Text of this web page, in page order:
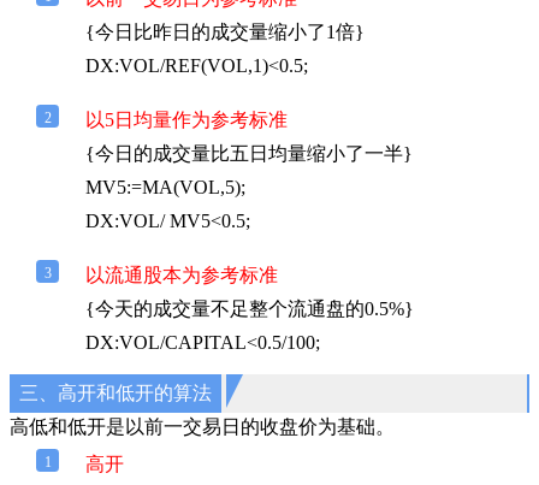
{今日比昨日的成交量缩小了1倍}
DX:VOL/REF(VOL,1)<0.5;
2
以5日均量作为参考标准
{今日的成交量比五日均量缩小了一半}
MV5:=MA(VOL,5);
DX:VOL/ MV5<0.5;
3
以流通股本为参考标准
{今天的成交量不足整个流通盘的0.5%}
DX:VOL/CAPITAL<0.5/100;
三、高开和低开的算法
高低和低开是以前一交易日的收盘价为基础。
1 高开